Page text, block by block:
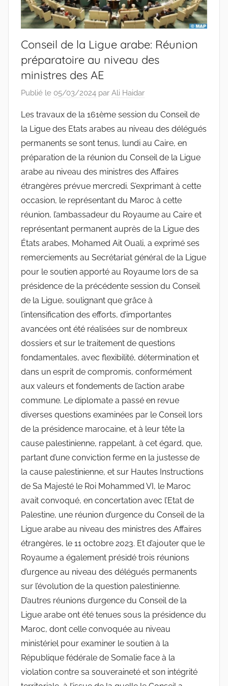
Conseil de la Ligue arabe: Réunion
préparatoire au niveau des
ministres des AE
Publié le 05/03/2024 par Ali Haidar
Les travaux de la 161ème session du Conseil de
la Ligue des Etats arabes au niveau des délégués
permanents se sont tenus, lundi au Caire, en
préparation de la réunion du Conseil de la Ligue
arabe au niveau des ministres des Affaires
étrangères prévue mercredi. S’exprimant à cette
occasion, le représentant du Maroc à cette
réunion, l’ambassadeur du Royaume au Caire et
représentant permanent auprès de la Ligue des
États arabes, Mohamed Ait Ouali, a exprimé ses
remerciements au Secrétariat général de la Ligue
pour le soutien apporté au Royaume lors de sa
présidence de la précédente session du Conseil
de la Ligue, soulignant que grâce à
l’intensification des efforts, d’importantes
avancées ont été réalisées sur de nombreux
dossiers et sur le traitement de questions
fondamentales, avec flexibilité, détermination et
dans un esprit de compromis, conformément
aux valeurs et fondements de l’action arabe
commune. Le diplomate a passé en revue
diverses questions examinées par le Conseil lors
de la présidence marocaine, et à leur tête la
cause palestinienne, rappelant, à cet égard, que,
partant d’une conviction ferme en la justesse de
la cause palestinienne, et sur Hautes Instructions
de Sa Majesté le Roi Mohammed VI, le Maroc
avait convoqué, en concertation avec l’Etat de
Palestine, une réunion d’urgence du Conseil de la
Ligue arabe au niveau des ministres des Affaires
étrangères, le 11 octobre 2023. Et d’ajouter que le
Royaume a également présidé trois réunions
d’urgence au niveau des délégués permanents
sur l’évolution de la question palestinienne.
D’autres réunions d’urgence du Conseil de la
Ligue arabe ont été tenues sous la présidence du
Maroc, dont celle convoquée au niveau
ministériel pour examiner le soutien à la
République fédérale de Somalie face à la
violation contre sa souveraineté et son intégrité